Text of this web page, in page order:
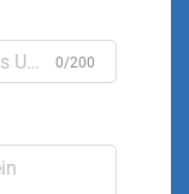
0/200